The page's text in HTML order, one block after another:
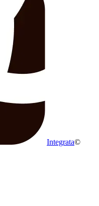
Integrata©